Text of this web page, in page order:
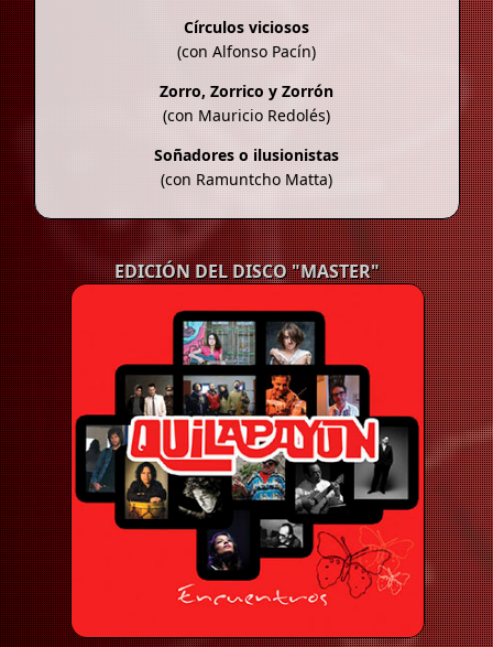
Círculos viciosos
(con Alfonso Pacín)
Zorro, Zorrico y Zorrón
(con Mauricio Redolés)
Soñadores o ilusionistas
(con Ramuntcho Matta)
EDICIÓN DEL DISCO "MASTER"